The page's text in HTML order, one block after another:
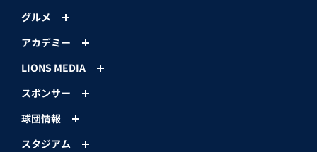
グルメ
アカデミー
LIONS MEDIA
スポンサー
球団情報
スタジアム